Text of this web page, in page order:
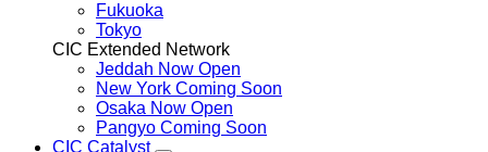
Fukuoka
Tokyo
CIC Extended Network
Jeddah Now Open
New York Coming Soon
Osaka Now Open
Pangyo Coming Soon
CIC Catalyst